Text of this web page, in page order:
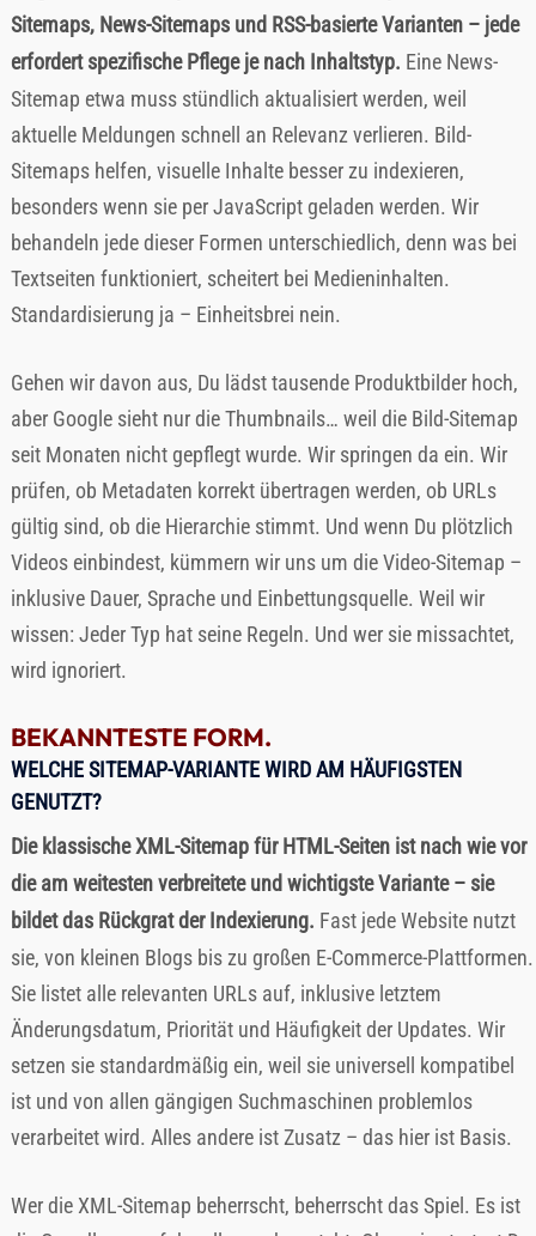
Sitemaps, News-Sitemaps und RSS-basierte Varianten – jede
erfordert spezifische Pflege je nach Inhaltstyp. Eine News-
Sitemap etwa muss stündlich aktualisiert werden, weil
aktuelle Meldungen schnell an Relevanz verlieren. Bild-
Sitemaps helfen, visuelle Inhalte besser zu indexieren,
besonders wenn sie per JavaScript geladen werden. Wir
behandeln jede dieser Formen unterschiedlich, denn was bei
Textseiten funktioniert, scheitert bei Medieninhalten.
Standardisierung ja – Einheitsbrei nein.
Gehen wir davon aus, Du lädst tausende Produktbilder hoch,
aber Google sieht nur die Thumbnails… weil die Bild-Sitemap
seit Monaten nicht gepflegt wurde. Wir springen da ein. Wir
prüfen, ob Metadaten korrekt übertragen werden, ob URLs
gültig sind, ob die Hierarchie stimmt. Und wenn Du plötzlich
Videos einbindest, kümmern wir uns um die Video-Sitemap –
inklusive Dauer, Sprache und Einbettungsquelle. Weil wir
wissen: Jeder Typ hat seine Regeln. Und wer sie missachtet,
wird ignoriert.
BEKANNTESTE FORM.
WELCHE SITEMAP-VARIANTE WIRD AM HÄUFIGSTEN
GENUTZT?
Die klassische XML-Sitemap für HTML-Seiten ist nach wie vor
die am weitesten verbreitete und wichtigste Variante – sie
bildet das Rückgrat der Indexierung. Fast jede Website nutzt
sie, von kleinen Blogs bis zu großen E-Commerce-Plattformen.
Sie listet alle relevanten URLs auf, inklusive letztem
Änderungsdatum, Priorität und Häufigkeit der Updates. Wir
setzen sie standardmäßig ein, weil sie universell kompatibel
ist und von allen gängigen Suchmaschinen problemlos
verarbeitet wird. Alles andere ist Zusatz – das hier ist Basis.
Wer die XML-Sitemap beherrscht, beherrscht das Spiel. Es ist